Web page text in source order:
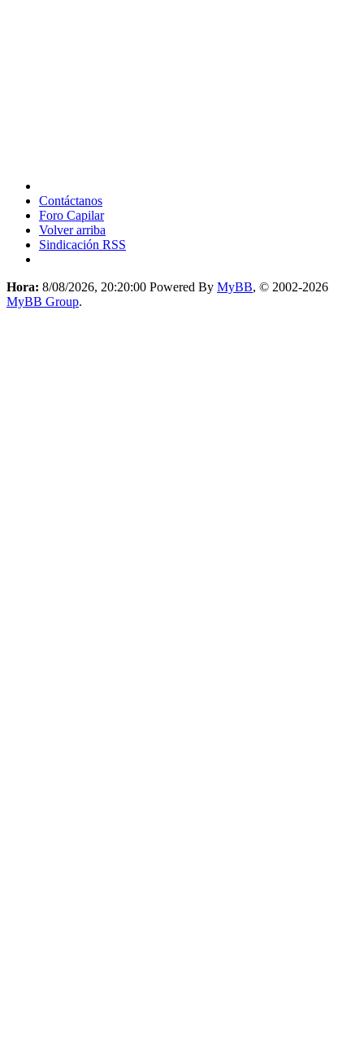
Contáctanos
Foro Capilar
Volver arriba
Sindicación RSS
Hora: 8/08/2026, 20:20:00 Powered By MyBB, © 2002-2026
MyBB Group.